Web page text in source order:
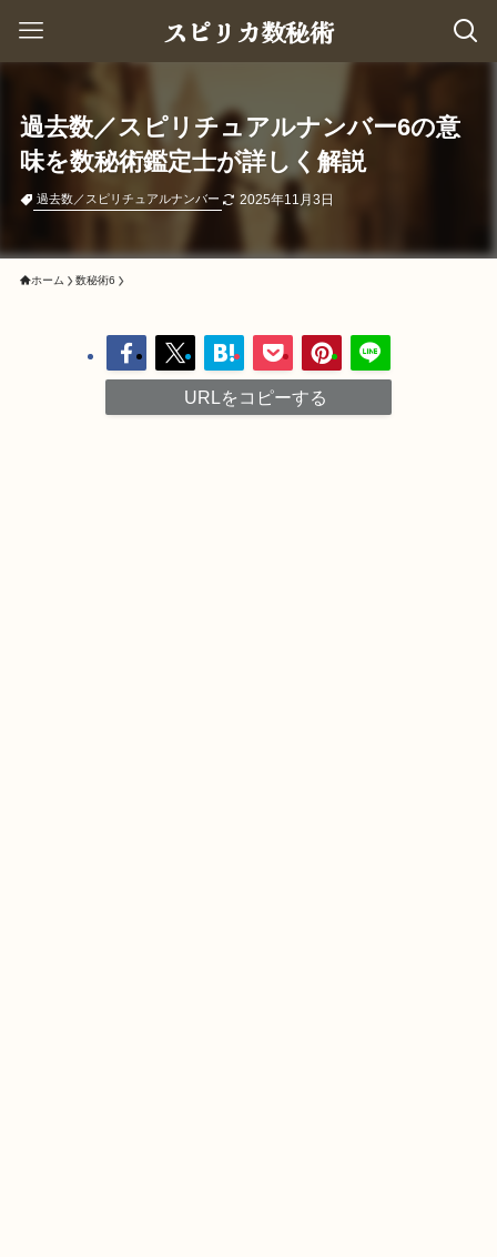
スピリカ数秘術
過去数／スピリチュアルナンバー6の意
味を数秘術鑑定士が詳しく解説
過去数／スピリチュアルナンバー 2025年11月3日
ホーム 数秘術6
URLをコピーする